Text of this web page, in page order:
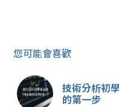
您可能會喜歡
技術分析初
的第一步